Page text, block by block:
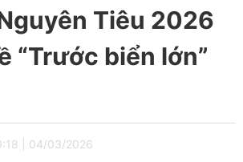
Tiêu 2026
“Trước biển lớn”
04/03/2026